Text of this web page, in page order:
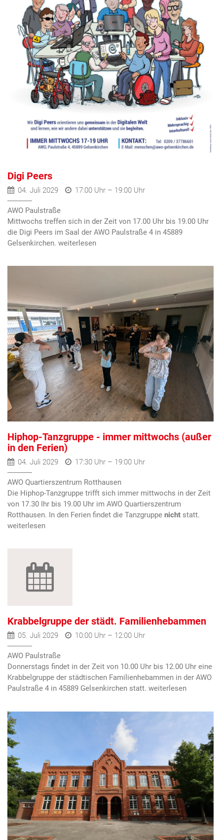
Digi Peers
04. Juli 2029 17:00 Uhr – 19:00 Uhr
AWO Paulstraße
Mittwochs treffen sich in der Zeit von 17.00 Uhr bis 19.00 Uhr
die Digi Peers im Saal der AWO Paulstraße 4 in 45889
Gelsenkirchen.
Hiphop-Tanzgruppe - immer mittwochs (außer
in den Ferien)
04. Juli 2029 17:30 Uhr – 19:00 Uhr
AWO Quartierszentrum Rotthausen
Die Hiphop-Tanzgruppe trifft sich immer mittwochs in der Zeit
von 17.30 Ihr bis 19.00 Uhr im AWO Quartierszentrum
Rotthausen. In den Ferien findet die Tanzgruppe nicht statt.
Krabbelgruppe der städt. Familienhebammen
05. Juli 2029 10:00 Uhr – 12:00 Uhr
AWO Paulstraße
Donnerstags findet in der Zeit von 10.00 Uhr bis 12.00 Uhr eine
Krabbelgruppe der städtischen Familienhebammen in der AWO
Paulstraße 4 in 45889 Gelsenkirchen statt.